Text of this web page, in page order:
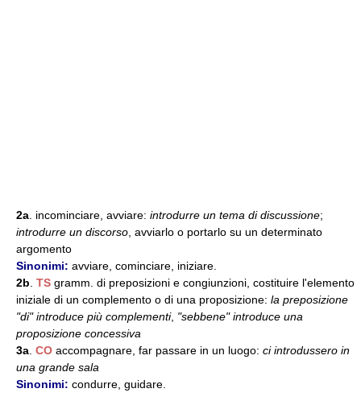
2a . incominciare, avviare: introdurre un tema di discussione;
introdurre un discorso , avviarlo o portarlo su un determinato
argomento
Sinonimi: avviare, cominciare, iniziare.
2b TS gramm. di preposizioni e congiunzioni, costituire l'elemento
iniziale di un complemento o di una proposizione: la preposizione
"di" introduce più complementi, "sebbene" introduce una
proposizione concessiva
3a CO accompagnare, far passare in un luogo: ci introdussero in
una grande sala
Sinonimi: condurre, guidare.